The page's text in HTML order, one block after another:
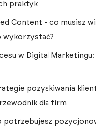
praktyk
Content - co musisz
wykorzystać?
w Digital
pozyskiwania
dla firm
potrzebujesz